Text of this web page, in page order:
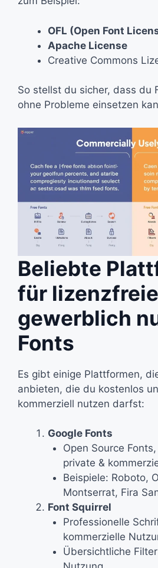
OFL (Open Font
Apache License
Creative Commons
So stellst du sicher, dass du
ohne Probleme einsetzen
Beliebte
für
gewerblich
Fonts
Es gibt einige Plattformen,
anbieten, die du kostenlos
kommerziell nutzen darfst:
Google Fonts
Open Source
private &
Beispiele: Roboto,
Montserrat, Fira
Font Squirrel
Professionelle
kommerzielle
Übersichtliche